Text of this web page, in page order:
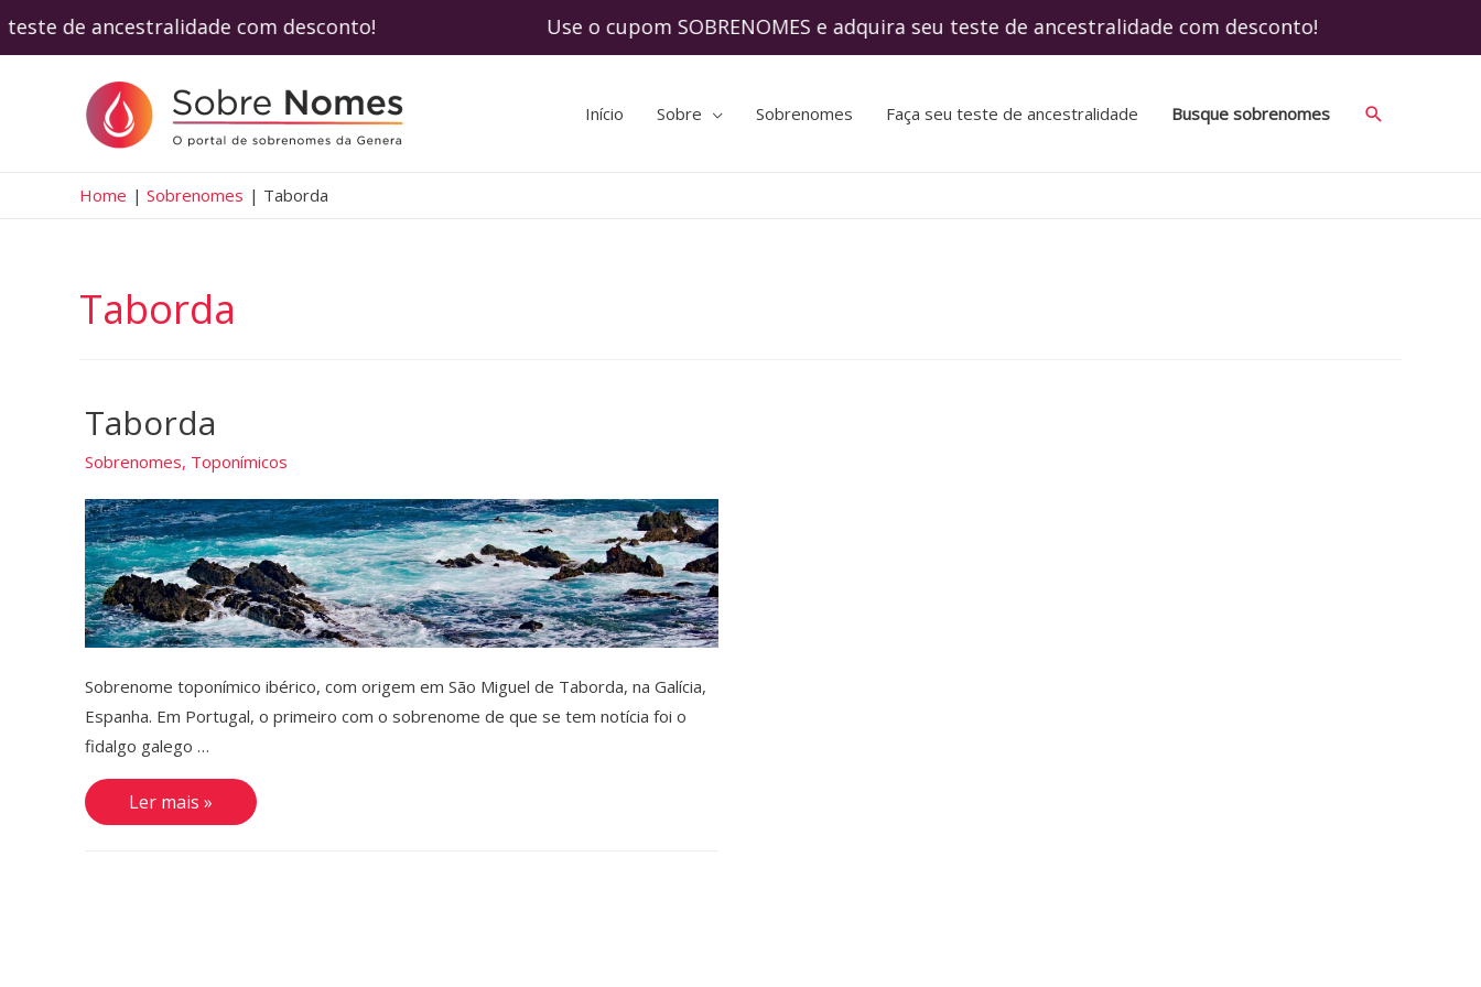
seu teste de ancestralidade com desconto! Use o cupom SOBRENOMES e adquira seu teste de ancestralidade com desconto!
Início Sobre Sobrenomes Faça seu teste de ancestralidade Busque sobrenomes Search
Home Sobrenomes Taborda
Taborda
Taborda
Sobrenomes, Toponímicos
Sobrenome toponímico ibérico, com origem em São Miguel de Taborda, na Galícia,
Espanha. Em Portugal, o primeiro com o sobrenome de que se tem notícia foi o
fidalgo galego …
Taborda
Ler mais »